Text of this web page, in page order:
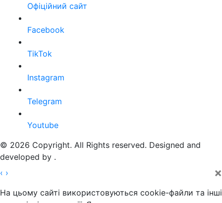
Офіційний сайт
Facebook
TikTok
Instagram
Telegram
Youtube
© 2026 Copyright. All Rights reserved. Designed and
developed by .
‹ › ×
На цьому сайті використовуються cookie-файли та інші